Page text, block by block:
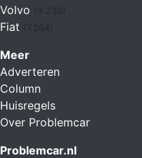
Volvo
Fiat (7.264)
Meer
Adverteren
Column
Huisregels
Over Problemcar
Problemcar.nl